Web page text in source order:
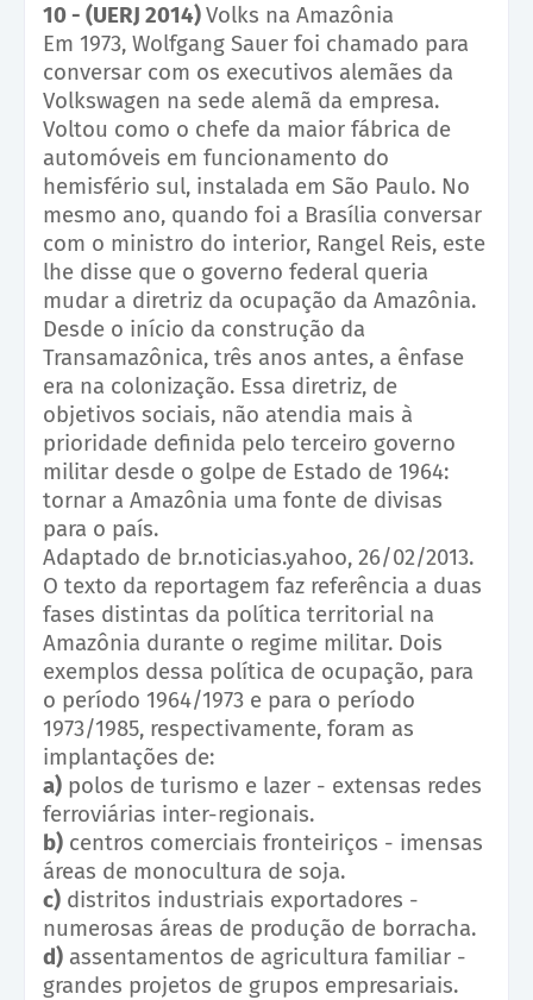
10 - (UERJ 2014)Volks na Amazônia
Em 1973, Wolfgang Sauer foi chamado para
conversar com os executivos alemães da
Volkswagen na sede alemã da empresa.
Voltou como o chefe da maior fábrica de
automóveis em funcionamento do
hemisfério sul, instalada em São Paulo. No
mesmo ano, quando foi a Brasília conversar
com o ministro do interior, Rangel Reis, este
lhe disse que o governo federal queria
mudar a diretriz da ocupação da Amazônia.
Desde o início da construção da
Transamazônica, três anos antes, a ênfase
era na colonização. Essa diretriz, de
objetivos sociais, não atendia mais à
prioridade definida pelo terceiro governo
militar desde o golpe de Estado de 1964:
tornar a Amazônia uma fonte de divisas
para o país.
Adaptado de br.noticias.yahoo, 26/02/2013.
O texto da reportagem faz referência a duas
fases distintas da política territorial na
Amazônia durante o regime militar. Dois
exemplos dessa política de ocupação, para
o período 1964/1973 e para o período
1973/1985, respectivamente, foram as
implantações de:
a) polos de turismo e lazer - extensas redes
ferroviárias inter-regionais.
b) centros comerciais fronteiriços - imensas
áreas de monocultura de soja.
c) distritos industriais exportadores -
numerosas áreas de produção de borracha.
d) assentamentos de agricultura familiar -
grandes projetos de grupos empresariais.